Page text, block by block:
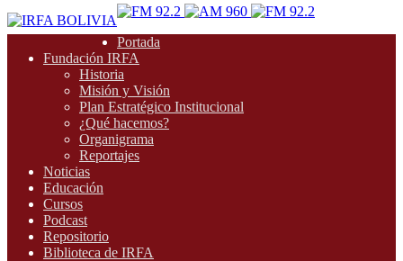
Portada
Fundación IRFA
Historia
Misión y Visión
Plan Estratégico Institucional
¿Qué hacemos?
Organigrama
Reportajes
Noticias
Educación
Cursos
Podcast
Repositorio
Biblioteca de IRFA